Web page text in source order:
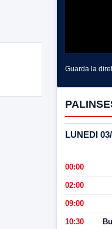
Guarda la
LUNEDI
00:00
02:00
09:00
10:30